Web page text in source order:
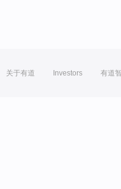
关于有道 Investors 有道